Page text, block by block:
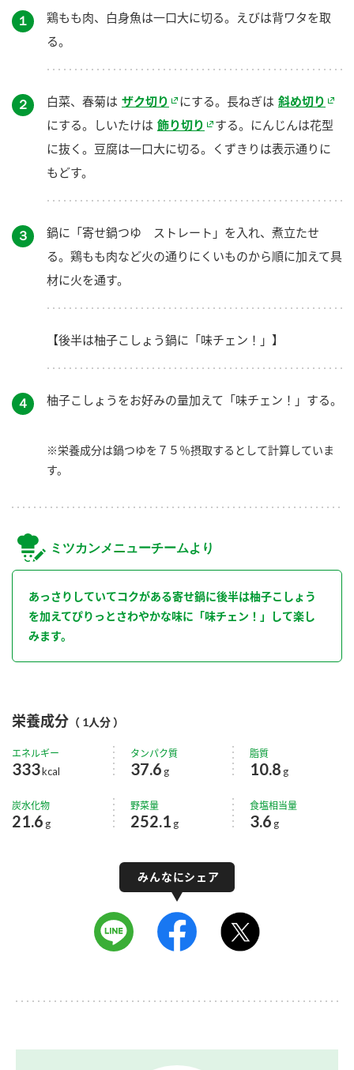
１
鶏もも肉、白身魚は一口大に切る。えびは背ワタを取
る。
２ 白菜、春菊は ザク切り にする。長ねぎは 斜め切り
にする。しいたけは 飾り切り
する。にんじんは花型
に抜く。豆腐は一口大に切る。くずきりは表示通りに
もどす。
３
鍋に「寄せ鍋つゆ ストレート」を入れ、煮立たせ
る。鶏もも肉など火の通りにくいものから順に加えて具
材に火を通す。
【後半は柚子こしょう鍋に「味チェン！」】
４ 柚子こしょうをお好みの量加えて「味チェン！」する。
※栄養成分は鍋つゆを７５％摂取するとして計算していま
す。
ミツカンメニューチームより
あっさりしていてコクがある寄せ鍋に後半は柚子こしょう
を加えてぴりっとさわやかな味に「味チェン！」して楽し
みます。
栄養成分 （ 1人分 ）
エネルギー
333kcal
タンパク質
37.6 g
脂質
10.8 g
炭水化物
21.6 g
野菜量
252.1 g
食塩相当量
3.6 g